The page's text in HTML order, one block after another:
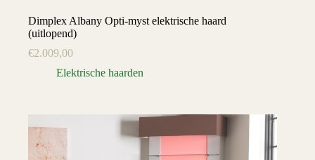
Dimplex Albany Opti-myst elektrische haard
(uitlopend)
€2.009,00
Elektrische haarden